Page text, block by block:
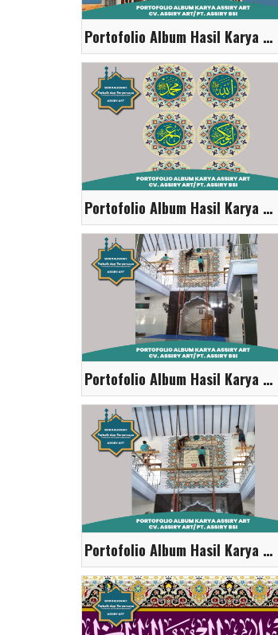
Portofolio Album Hasil Karya Assiry Art
Portofolio Album Hasil Karya Assiry Art
Portofolio Album Hasil Karya Assiry Art
Portofolio Album Hasil Karya Assiry Art